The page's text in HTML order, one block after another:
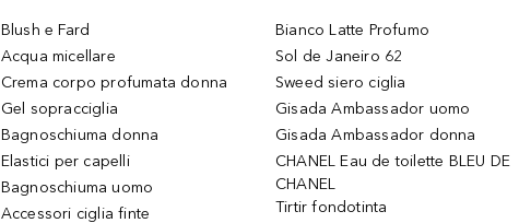
Blush e Fard
Acqua micellare
Crema corpo profumata donna
Gel sopracciglia
Bagnoschiuma donna
Elastici per capelli
Bagnoschiuma uomo
Accessori ciglia finte
Bianco Latte Profumo
Sol de Janeiro 62
Sweed siero ciglia
Gisada Ambassador uomo
Gisada Ambassador donna
CHANEL Eau de toilette BLEU DE
CHANEL
Tirtir fondotinta